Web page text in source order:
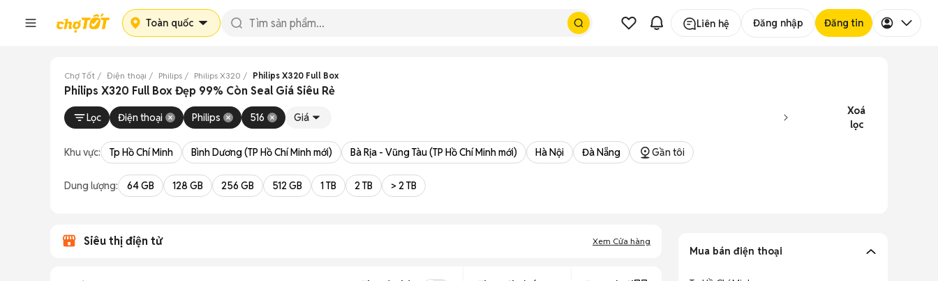
Toàn quốc Liên hệ Đăng nhập Đăng tin
Chợ Tốt Điện thoại Philips Philips X320 Philips X320 Full Box
Philips X320 Full Box Đẹp 99% Còn Seal Giá Siêu Rẻ
Lọc Điện thoại Philips 516 Giá
Xoá
lọc
Khu vực: Tp Hồ Chí Minh Bình Dương (TP Hồ Chí Minh mới) Bà Rịa - Vũng Tàu (TP Hồ Chí Minh mới) Hà Nội Đà Nẵng Gần tôi
Dung lượng: 64 GB 128 GB 256 GB 512 GB 1 TB 2 TB > 2 TB
Siêu thị điện tử Xem Cửa hàng
Mua bán điện thoại